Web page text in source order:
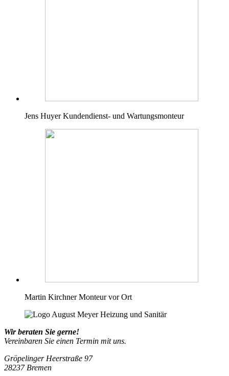
Jens Huyer Kundendienst- und Wartungsmonteur
Martin Kirchner Monteur vor Ort
Wir beraten Sie gerne!
Vereinbaren Sie einen Termin mit uns.
Gröpelinger Heerstraße 97
28237 Bremen